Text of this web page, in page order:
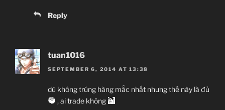
Reply
tuan1016
SEPTEMBER 6, 2014 AT 13:38
dù không trúng hàng mắc nhất nhưng thế này là đủ
, ai trade không